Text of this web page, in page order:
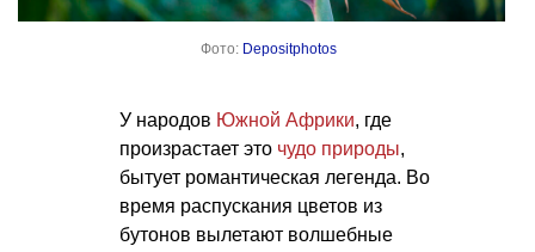
Фото: Depositphotos
У народов Южной Африки, где
произрастает это чудо природы,
бытует романтическая легенда. Во
время распускания цветов из
бутонов вылетают волшебные